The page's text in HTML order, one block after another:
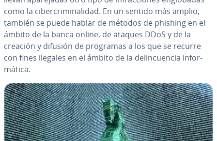
como la ci­be­r­cri­mi­na­li­dad. En un sentido más amplio,
también se puede hablar de métodos de phishing en el
ámbito de la banca online, de ataques DDoS y de la
creación y difusión de programas a los que se recurre
con fines ilegales en el ámbito de la de­li­n­cue­n­cia in­fo­r­
má­ti­ca.